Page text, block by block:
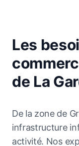
Les
de La
De la zone de
infrastructure
activité. Nos